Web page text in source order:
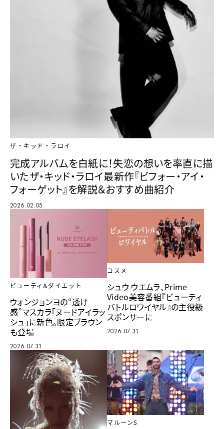
ザ・キッド・ラロイ
完成アルバムを白紙に！失恋の想いを率直に描
いたザ・キッド・ラロイ最新作『ビフォー・アイ・
フォーゲット』を解説＆おすすめ曲紹介
2026.02.05
ビューティ&ダイエット
ウォンジョンヨの“透け
感”マスカラ「ヌードアイラッ
シュ」に新色。限定ブラウン
も登場
2026.07.31
コスメ
シュウ ウエムラ、Prime
Video美容番組『ビューティ
バトルロワイヤル』の主役級
スポンサーに
2026.07.31
マルーン5